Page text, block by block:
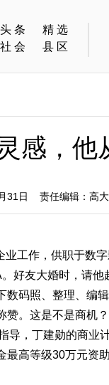
头条
精选
社会
县区
感，
31日 责任编辑：高
工作，供职于数
好友大婚时，请他
数码照、整理、编
赞。这是不是商机？
导，丁建勋的商业
最高等级30万元资